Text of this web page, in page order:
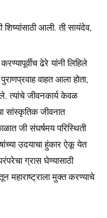
आली. ती सायंदेव,
ढेरे यांनी लिहिले
वाहत आला होता,
त्यांचे जीवनकार्य केवळ
सांस्कृतिक जीवनात
जी संघर्षमय परिस्थिती
उदयाचा हुंकार ऐकू येत
ग्रास घेण्यासाठी
महाराष्ट्राला मुक्त करण्याचे